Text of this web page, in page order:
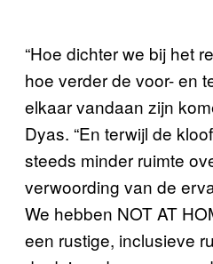
“Hoe dichter we bij het
hoe verder de voor- en
elkaar vandaan zijn
Dyas. “En terwijl de
steeds minder ruimte
verwoording van de
We hebben NOT AT
een rustige, inclusieve